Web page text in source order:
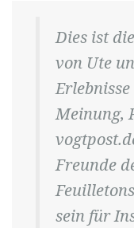
Dies ist
von Ute
Meinung,
Freunde
sein für